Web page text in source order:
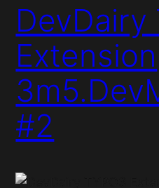
DevDairy
Extension
#2